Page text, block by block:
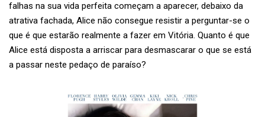
falhas na sua vida perfeita começam a aparecer, debaixo da
atrativa fachada, Alice não consegue resistir a perguntar-se o
que é que estarão realmente a fazer em Vitória. Quanto é que
Alice está disposta a arriscar para desmascarar o que se está
a passar neste pedaço de paraíso?